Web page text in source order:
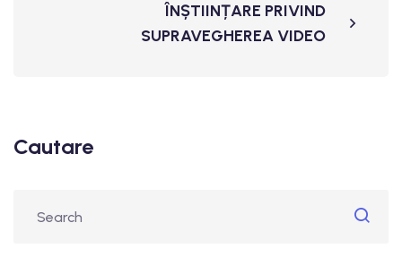
ÎNȘTIINȚARE PRIVIND
SUPRAVEGHEREA VIDEO
Cautare